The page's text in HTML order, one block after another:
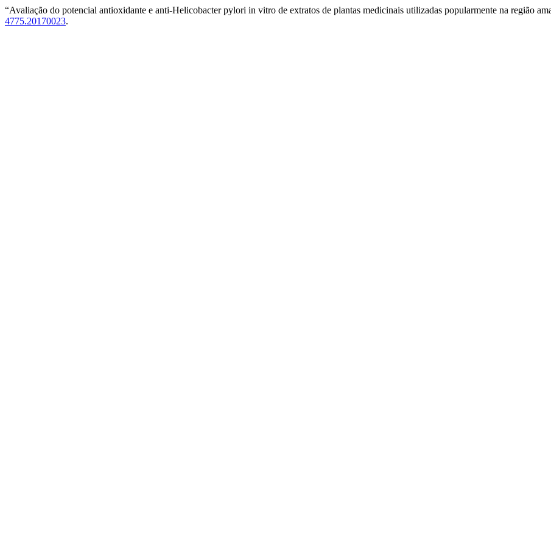
“Avaliação do potencial antioxidante e anti-Helicobacter pylori in vitro de extratos de plantas medicinais utilizadas popularmente na região
4775.20170023.